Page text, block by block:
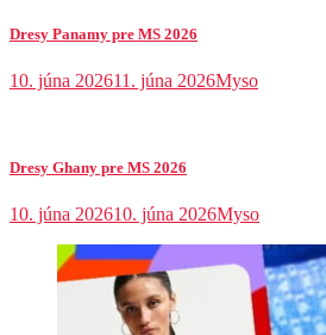
Dresy Panamy pre MS 2026
10. júna 202611. júna 2026Myso
Dresy Ghany pre MS 2026
10. júna 202610. júna 2026Myso